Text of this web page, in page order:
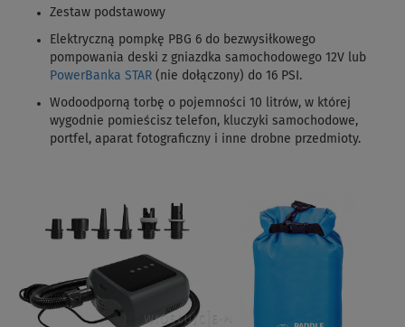
Zestaw podstawowy
Elektryczną pompkę PBG 6 do bezwysiłkowego
pompowania deski z gniazdka samochodowego 12V lub
PowerBanka STAR (nie dołączony) do 16 PSI.
Wodoodporną torbę o pojemności 10 litrów, w której
wygodnie pomieścisz telefon, kluczyki samochodowe,
portfel, aparat fotograficzny i inne drobne przedmioty.